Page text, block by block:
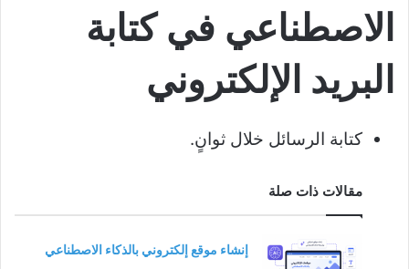
الاصطناعي في كتابة
البريد الإلكتروني
كتابة الرسائل خلال ثوانٍ.
مقالات ذات صلة
إنشاء موقع إلكتروني بالذكاء الاصطناعي